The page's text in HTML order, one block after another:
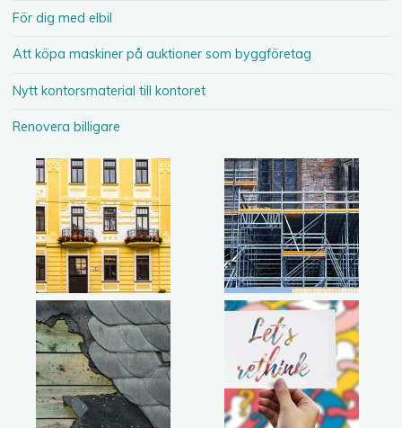
För dig med elbil
Att köpa maskiner på auktioner som byggföretag
Nytt kontorsmaterial till kontoret
Renovera billigare